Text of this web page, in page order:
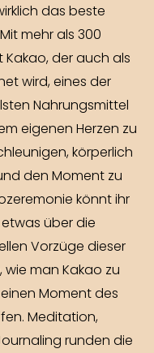
das beste
mehr als 300
der auch als
wird, eines der
Nahrungsmittel
eigenen Herzen zu
körperlich
den Moment zu
könnt ihr
über die
Vorzüge dieser
man Kakao zu
Moment des
Meditation,
runden die